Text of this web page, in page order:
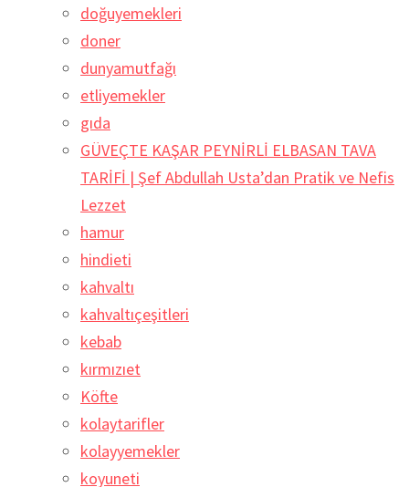
doğuyemekleri
doner
dunyamutfağı
etliyemekler
gıda
GÜVEÇTE KAŞAR PEYNİRLİ ELBASAN TAVA
TARİFİ | Şef Abdullah Usta’dan Pratik ve Nefis
Lezzet
hamur
hindieti
kahvaltı
kahvaltıçeşitleri
kebab
kırmızıet
Köfte
kolaytarifler
kolayyemekler
koyuneti